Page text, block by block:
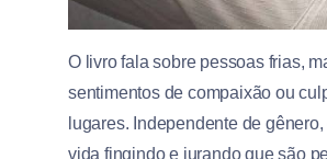
O livro fala sobre pessoas frias,
sentimentos de compaixão ou
lugares. Independente de
vida fingindo e jurando que são